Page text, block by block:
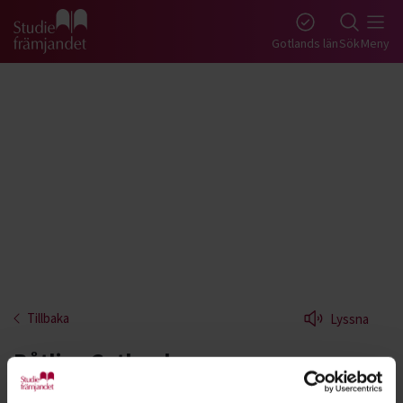
Gå till studiefrämjandets startsida Gotlands länSökMeny
Tillbaka Lyssna
Båtliv - Gotland
Lär dig mer om båtliv. Livet till sjöss och till havs